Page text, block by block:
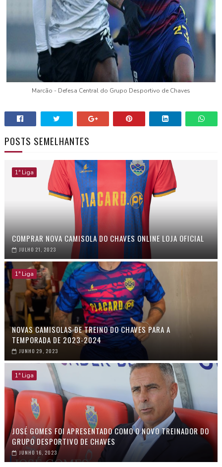
Marcão - Defesa Central do Grupo Desportivo de Chaves
POSTS SEMELHANTES
1ª Liga
COMPRAR NOVA CAMISOLA DO CHAVES ONLINE LOJA OFICIAL
JULHO 21, 2023
1ª Liga
NOVAS CAMISOLAS DE TREINO DO CHAVES PARA A
TEMPORADA DE 2023-2024
JUNHO 29, 2023
1ª Liga
JOSÉ GOMES FOI APRESENTADO COMO O NOVO TREINADOR DO
GRUPO DESPORTIVO DE CHAVES
JUNHO 16, 2023